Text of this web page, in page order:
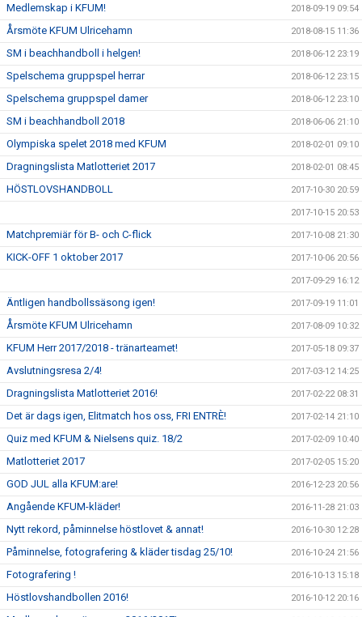
Medlemskap i KFUM! 2018-09-19 09:54
Årsmöte KFUM Ulricehamn 2018-08-15 11:36
SM i beachhandboll i helgen! 2018-06-12 23:19
Spelschema gruppspel herrar 2018-06-12 23:15
Spelschema gruppspel damer 2018-06-12 23:10
SM i beachhandboll 2018 2018-06-06 21:10
Olympiska spelet 2018 med KFUM 2018-02-01 09:10
Dragningslista Matlotteriet 2017 2018-02-01 08:45
HÖSTLOVSHANDBOLL 2017-10-30 20:59
2017-10-15 20:53
Matchpremiär för B- och C-flick 2017-10-08 21:30
KICK-OFF 1 oktober 2017 2017-10-06 20:56
2017-09-29 16:12
Äntligen handbollssäsong igen! 2017-09-19 11:01
Årsmöte KFUM Ulricehamn 2017-08-09 10:32
KFUM Herr 2017/2018 - tränarteamet! 2017-05-18 09:37
Avslutningsresa 2/4! 2017-03-12 14:25
Dragningslista Matlotteriet 2016! 2017-02-22 08:31
Det är dags igen, Elitmatch hos oss, FRI ENTRÈ! 2017-02-14 21:10
Quiz med KFUM & Nielsens quiz. 18/2 2017-02-09 10:40
Matlotteriet 2017 2017-02-05 15:20
GOD JUL alla KFUM:are! 2016-12-23 20:56
Angående KFUM-kläder! 2016-11-28 21:03
Nytt rekord, påminnelse höstlovet & annat! 2016-10-30 12:28
Påminnelse, fotografering & kläder tisdag 25/10! 2016-10-24 21:56
Fotografering ! 2016-10-13 15:18
Höstlovshandbollen 2016! 2016-10-12 20:16